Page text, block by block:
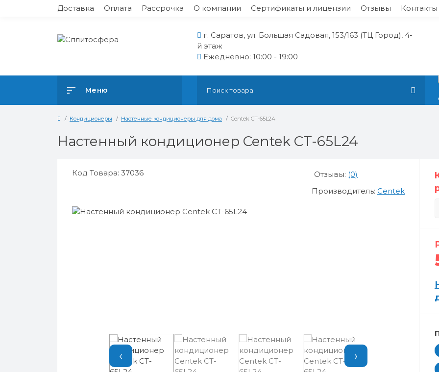
Доставка Оплата Рассрочка О компании Сертификаты и лицензии Отзывы Контакты
г. Саратов, ул. Большая Садовая, 153/163 (ТЦ Город), 4-
й этаж
Ежедневно: 10:00 - 19:00
Меню
Кондиционеры Настенные кондиционеры для дома Centek CT-65L24
Настенный кондиционер Centek CT-65L24
Код Товара: 37036 Отзывы: (0)
Производитель: Centek
‹ ›